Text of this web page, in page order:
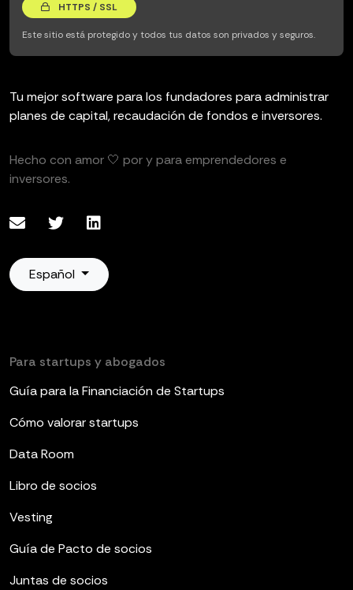
HTTPS / SSL
Este sitio está protegido y todos tus datos son privados y seguros.
Tu mejor software para los fundadores para administrar
planes de capital, recaudación de fondos e inversores.
Hecho con amor 🤍 por y para emprendedores e
inversores.
Español
Para startups y abogados
Guía para la Financiación de Startups
Cómo valorar startups
Data Room
Libro de socios
Vesting
Guía de Pacto de socios
Juntas de socios